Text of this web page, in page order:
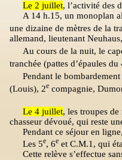
Le 2 juillet, l’activité des
A 14 h.15, un monoplan
une dizaine de mètres de la
allemand, lieutenant
Au cours de la nuit, le
tranchée (pattes d’épaules du
Pendant le
(Louis), 2ecompagnie,
Le 4 juillet, les troupes
chasseur dévoué, qui reste
Pendant ce séjour en
Les 5e, 6e et C.M.1, qui
Cette relève s’effectue